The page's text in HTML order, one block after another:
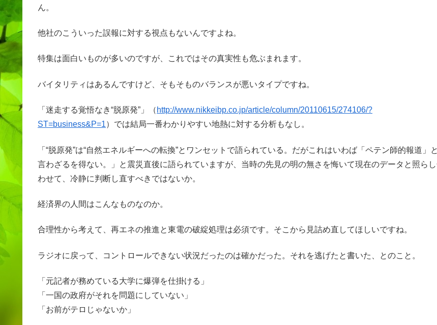
ん。
他社のこういった誤報に対する視点もないんですよね。
特集は面白いものが多いのですが、これではその真実性も危ぶまれます。
バイタリティはあるんですけど、そもそものバランスが悪いタイプですね。
「迷走する覚悟なき“脱原発”」（ http://www.nikkeibp.co.jp/article/column/20110615/274106/?
ST=business&P=1）では結局一番わかりやすい地熱に対する分析もなし。
「“脱原発”は“自然エネルギーへの転換”とワンセットで語られている。だがこれはいわば「ペテン師的報道」と
言わざるを得ない。」と震災直後に語られていますが、当時の先見の明の無さを悔いて現在のデータと照ら
わせて、冷静に判断し直すべきではないか。
経済界の人間はこんなものなのか。
合理性から考えて、再エネの推進と東電の破綻処理は必須です。そこから見詰め直してほしいですね。
ラジオに戻って、コントロールできない状況だったのは確かだった。それを逃げたと書いた、とのこと。
「元記者が務めている大学に爆弾を仕掛ける」
「一国の政府がそれを問題にしていない」
「お前がテロじゃないか」